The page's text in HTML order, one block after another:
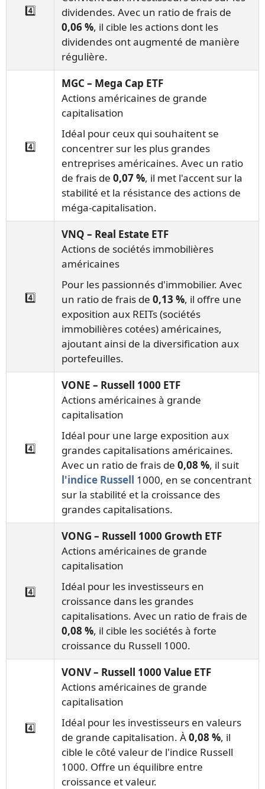
4️⃣
dividendes. Avec un ratio de frais de
0,06 %, il cible les actions dont les
dividendes ont augmenté de manière
régulière.
4️⃣
MGC – Mega Cap ETF
Actions américaines de grande
capitalisation
Idéal pour ceux qui souhaitent se
concentrer sur les plus grandes
entreprises américaines. Avec un ratio
de frais de 0,07 %, il met l'accent sur la
stabilité et la résistance des actions de
méga-capitalisation.
4️⃣
VNQ – Real Estate ETF
Actions de sociétés immobilières
américaines
Pour les passionnés d'immobilier. Avec
un ratio de frais de 0,13 %, il offre une
exposition aux REITs (sociétés
immobilières cotées) américaines,
ajoutant ainsi de la diversification aux
portefeuilles.
4️⃣
VONE – Russell 1000 ETF
Actions américaines à grande
capitalisation
Idéal pour une large exposition aux
grandes capitalisations américaines.
Avec un ratio de frais de 0,08 %, il suit
l'indice Russell 1000, en se concentrant
sur la stabilité et la croissance des
grandes capitalisations.
4️⃣
VONG – Russell 1000 Growth ETF
Actions américaines de grande
capitalisation
Idéal pour les investisseurs en
croissance dans les grandes
capitalisations. Avec un ratio de frais de
0,08 %, il cible les sociétés à forte
croissance du Russell 1000.
4️⃣
VONV – Russell 1000 Value ETF
Actions américaines de grande
capitalisation
Idéal pour les investisseurs en valeurs
de grande capitalisation. À0,08 %, il
cible le côté valeur de l'indice Russell
1000. Offre un équilibre entre
croissance et valeur.